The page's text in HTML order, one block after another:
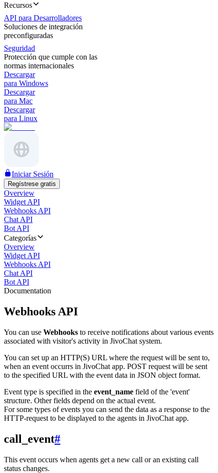
Recursos
API para Desarrolladores
Soluciones de integración
preconfiguradas
Seguridad
Protección que cumple con las
normas internacionales
Descargar
para Windows
Descargar
para Mac
Descargar
para Linux
Iniciar Sesión
Regístrese gratis
Overview
Widget API
Webhooks API
Chat API
Bot API
Categorías
Overview
Widget API
Webhooks API
Chat API
Bot API
Documentation
Webhooks API
You can use Webhooks to receive notifications about various events
associated with visitor's activity in JivoChat system.
You can set up an HTTP(S) URL where the request will be sent to,
when an event occurrs in JivoChat app. POST request will be sent
to the specified URL with the event data in JSON object format.
Event type is specified in the event_name field of the 'event'
structure. Other fields depend on the actual event.
For some types of events you can send the data as a response to the
HTTP-request to be displayed to the agents in JivoChat app.
call_event#
This event occurs when agents get a new call or an existing call
status changes.